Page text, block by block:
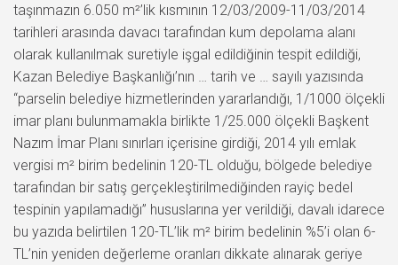
taşınmazın 6.050 m²’lik kısmının 12/03/2009-11/03/2014
tarihleri arasında davacı tarafından kum depolama alanı
olarak kullanılmak suretiyle işgal edildiğinin tespit edildiği,
Kazan Belediye Başkanlığı’nın … tarih ve … sayılı yazısında
“parselin belediye hizmetlerinden yararlandığı, 1/1000 ölçekli
imar planı bulunmamakla birlikte 1/25.000 ölçekli Başkent
Nazım İmar Planı sınırları içerisine girdiği, 2014 yılı emlak
vergisi m² birim bedelinin 120-TL olduğu, bölgede belediye
tarafından bir satış gerçekleştirilmediğinden rayiç bedel
tespinin yapılamadığı” hususlarına yer verildiği, davalı idarece
bu yazıda belirtilen 120-TL’lik m² birim bedelinin %5’i olan 6-
TL’nin yeniden değerleme oranları dikkate alınarak geriye